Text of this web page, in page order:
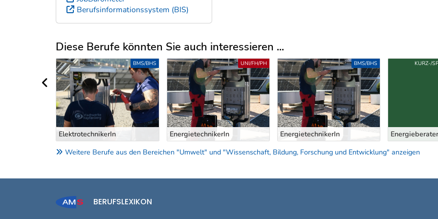
Berufsinformationssystem (BIS)
Diese Berufe könnten Sie auch interessieren ...
Uber weitere Berufsvorschläge
ElektrotechnikerIn
BMS/BHS
EnergietechnikerIn
UNI/FH/PH
EnergietechnikerIn
BMS/BHS KURZ-/
vorheriger Bereich
Weitere Berufe aus den Bereichen "Umwelt" und "Wissenschaft, Bildung, Forschung und Entwicklung" anzeigen
BERUFSLEXIKON